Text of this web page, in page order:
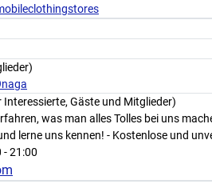
Interessierte, Gäste und Mitglieder)
was man alles Tolles bei uns
lerne uns kennen! - Kostenlose und
- 21:00